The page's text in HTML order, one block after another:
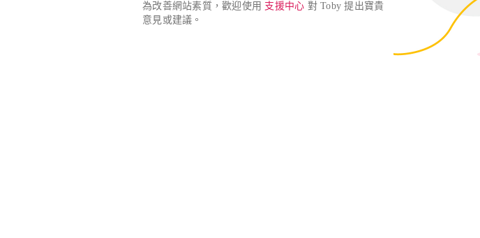
為改善網站素質，歡迎使用 支援中心 對 Toby 提出寶貴
意見或建議。